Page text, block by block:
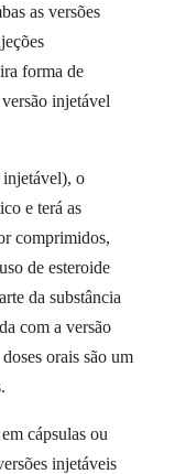
as versões
forma de
injetável
injetável), o
e terá as
comprimidos,
de esteroide
da substância
com a versão
orais são um
cápsulas ou
injetáveis